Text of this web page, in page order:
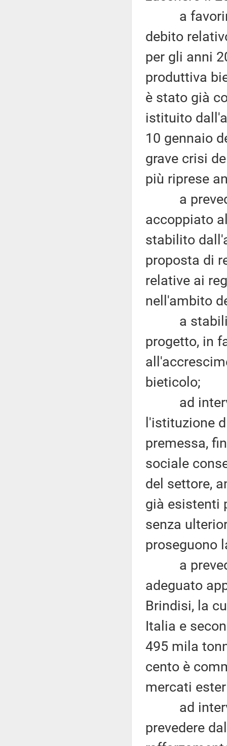
a favorire
debito
per gli anni
produttiva
è stato già
istituito
10 gennaio
grave crisi
più riprese
a
accoppiato
stabilito
proposta di
relative ai
nell'ambito
a stabilire
progetto, in
bieticolo;
ad
l'istituzione
premessa,
sociale
del settore,
già esistenti
senza
proseguono
a
adeguato
Brindisi, la
Italia e
495 mila
cento è
mercati
ad
prevedere